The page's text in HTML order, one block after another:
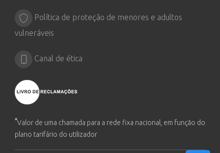
Política de proteção de menores e adultos
vulneráveis
Canal de ética
*Valor de uma chamada para a rede fixa nacional, em função do
plano tarifário do utilizador